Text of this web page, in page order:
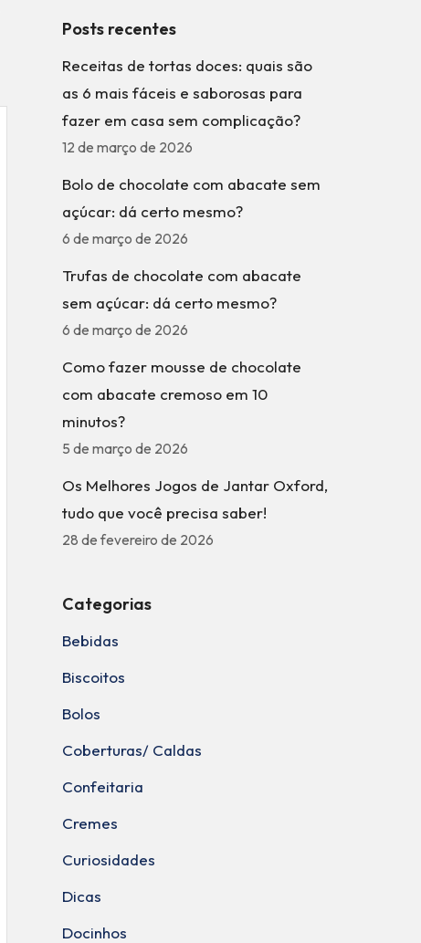
Posts recentes
Receitas de tortas doces: quais são
as 6 mais fáceis e saborosas para
fazer em casa sem complicação?
12 de março de 2026
Bolo de chocolate com abacate sem
açúcar: dá certo mesmo?
6 de março de 2026
Trufas de chocolate com abacate
sem açúcar: dá certo mesmo?
6 de março de 2026
Como fazer mousse de chocolate
com abacate cremoso em 10
minutos?
5 de março de 2026
Os Melhores Jogos de Jantar Oxford,
tudo que você precisa saber!
28 de fevereiro de 2026
Categorias
Bebidas
Biscoitos
Bolos
Coberturas/ Caldas
Confeitaria
Cremes
Curiosidades
Dicas
Docinhos